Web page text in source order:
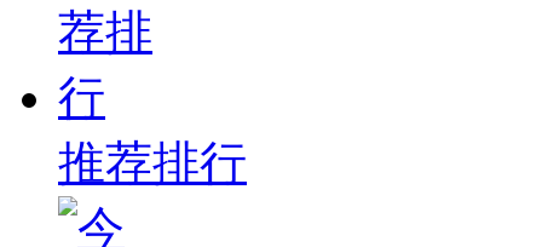
推荐排行